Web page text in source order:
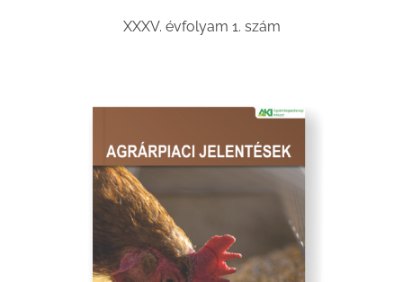
XXXV. évfolyam 1. szám